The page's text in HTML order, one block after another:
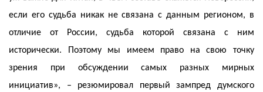
если его судьба никак не связана с данным регионом, в
отличие от России, судьба которой связана с ним
исторически. Поэтому мы имеем право на свою точку
зрения при обсуждении самых разных мирных
инициатив», – резюмировал первый зампред думского